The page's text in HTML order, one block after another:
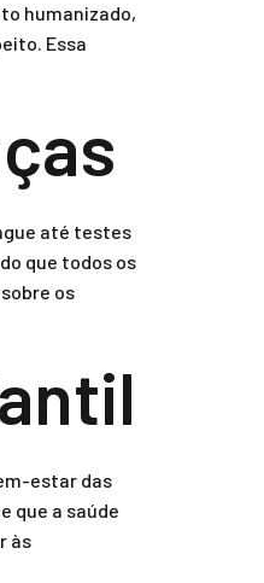
humanizado,
Essa
até testes
que todos os
os
estar das
que a saúde
às